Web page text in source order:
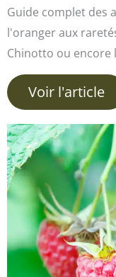
Guide complet des
l'oranger aux
Chinotto ou encore
Voir l'article